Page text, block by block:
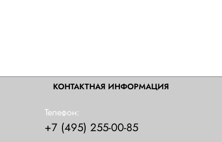
КОНТАКТНАЯ ИНФОРМАЦИЯ
Телефон:
+7 (495) 255-00-85